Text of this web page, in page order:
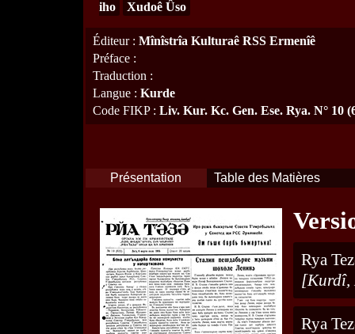
iho
Xudoê Ûso
Éditeur: Mînîstrîa Kulturaê RSS Ermenîê
Préface :
Traduction :
Langue : Kurde
Code FIKP: Liv. Kur. Kc. Gen. Ese. Rya. N° 10
Présentation Table des Matières
Rya
[Kurdî,
Rya